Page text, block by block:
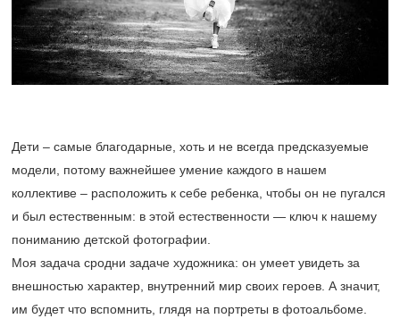
Дети – самые благодарные, хоть и не всегда предсказуемые
модели, потому важнейшее умение каждого в нашем
коллективе – расположить к себе ребенка, чтобы он не пугался
и был естественным: в этой естественности — ключ к нашему
пониманию детской фотографии.
Моя задача сродни задаче художника: он умеет увидеть за
внешностью характер, внутренний мир своих героев. А значит,
им будет что вспомнить, глядя на портреты в фотоальбоме.